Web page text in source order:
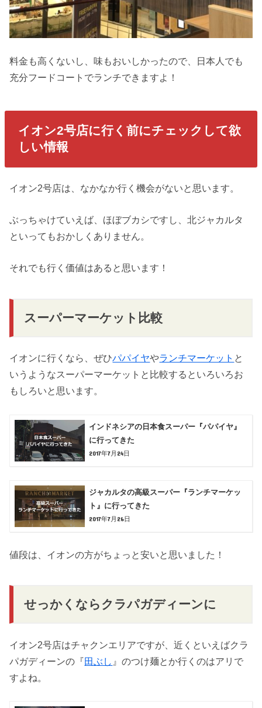
料金も高くないし、味もおいしかったので、日本人でも
充分フードコートでランチできますよ！
イオン2号店に行く前にチェックして欲
しい情報
イオン2号店は、なかなか行く機会がないと思います。
ぶっちゃけていえば、ほぼブカシですし、北ジャカルタ
といってもおかしくありません。
それでも行く価値はあると思います！
スーパーマーケット比較
イオンに行くなら、ぜひパパイヤやランチマーケット と
いうようなスーパーマーケットと比較するといろいろお
もしろいと思います。
インドネシアの日本食スーパー『パパイヤ』
に行ってきた
2017年7月24日
ジャカルタの高級スーパー『ランチマーケッ
ト』に行ってきた
2017年7月26日
値段は、イオンの方がちょっと安いと思いました！
せっかくならクラパガディーンに
イオン2号店はチャクンエリアですが、近くといえばクラ
パガディーンの『田ぶし 』のつけ麺とか行くのはアリで
すよね。